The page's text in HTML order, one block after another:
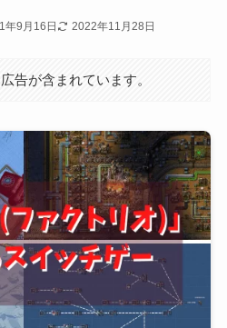
年9月16日 2022年11月28日
告が含まれています。